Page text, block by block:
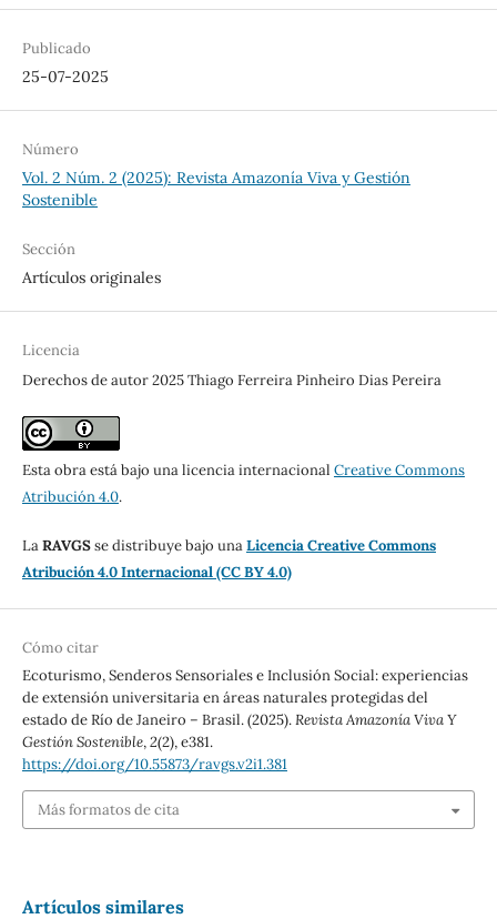
Publicado
25-07-2025
Número
Vol. 2 Núm. 2 (2025): Revista Amazonía Viva y Gestión
Sostenible
Sección
Artículos originales
Licencia
Derechos de autor 2025 Thiago Ferreira Pinheiro Dias Pereira
Esta obra está bajo una licencia internacional Creative Commons
Atribución 4.0.
LaRAVGSse distribuye bajo unaLicencia Creative Commons
Atribución 4.0 Internacional (CC BY 4.0)
Cómo citar
Ecoturismo, Senderos Sensoriales e Inclusión Social: experiencias
de extensión universitaria en áreas naturales protegidas del
estado de Río de Janeiro – Brasil. (2025).Revista Amazonía Viva Y
Gestión Sostenible,2(2), e381.
https://doi.org/10.55873/ravgs.v2i1.381
Más formatos de cita
Artículos similares